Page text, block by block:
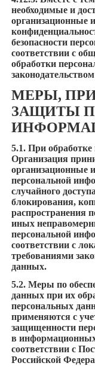
необходимые и
организационные
безопасности
соответствии с
обработки
МЕРЫ,
ЗАЩИТЫ
5.1. При
Организация
организационные
персональной
случайного
блокирования,
распространения
иных
персональной
соответствии с
требованиями
данных.
5.2. Меры по
данных при их
персональных
применяются с
защищенности
в
соответствии с
Российской